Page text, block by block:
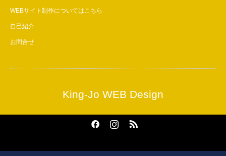
WEBサイト制作についてはこちら
自己紹介
お問合せ
King-Jo WEB Design